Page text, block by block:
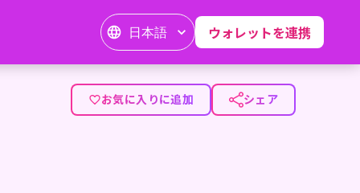
日本語 ウォレットを連携
お気に入りに追加 シェア